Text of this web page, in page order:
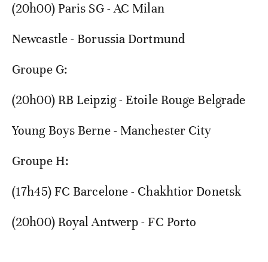
(20h00) Paris SG - AC Milan
Newcastle - Borussia Dortmund
Groupe G:
(20h00) RB Leipzig - Etoile Rouge Belgrade
Young Boys Berne - Manchester City
Groupe H:
(17h45) FC Barcelone - Chakhtior Donetsk
(20h00) Royal Antwerp - FC Porto